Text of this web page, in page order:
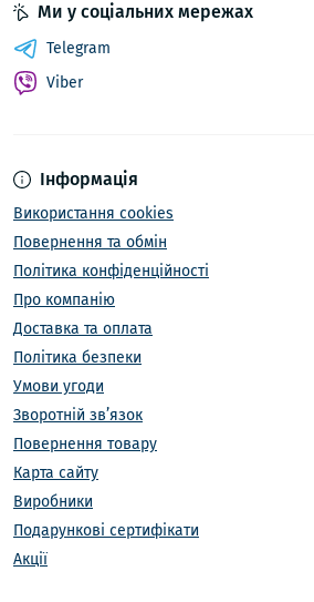
Інформація
Використання cookies
Повернення та обмін
Політика конфіденційності
Про компанію
Доставка та оплата
Політика безпеки
Умови угоди
Зворотній зв’язок
Повернення товару
Карта сайту
Виробники
Подарункові сертифікати
Акції
Ми у соціальних мережах
Telegram
Viber